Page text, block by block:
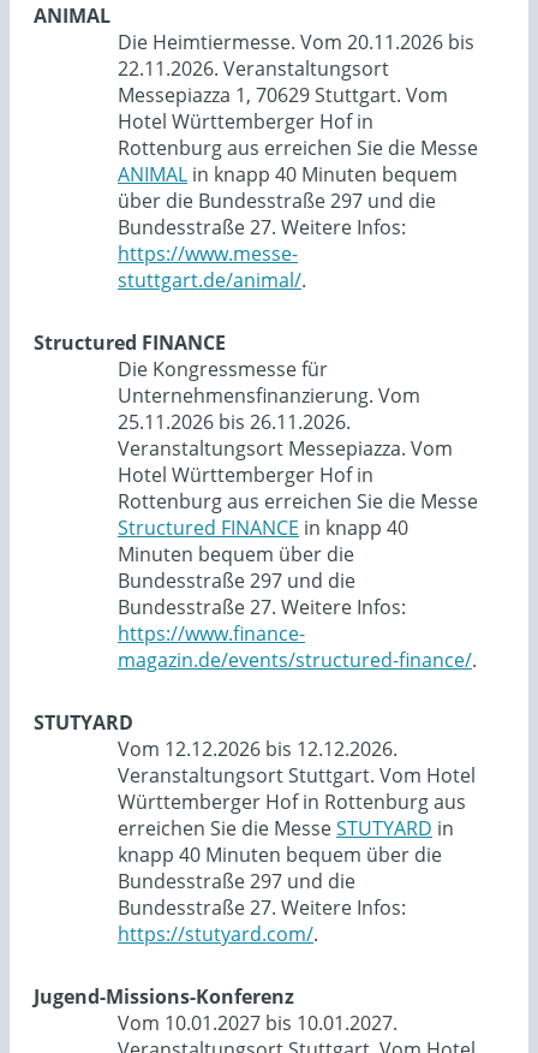
ANIMAL
Die Heimtiermesse. Vom 20.11.2026 bis
22.11.2026. Veranstaltungsort
Messepiazza 1, 70629 Stuttgart. Vom
Hotel Württemberger Hof in
Rottenburg aus erreichen Sie die Messe
ANIMAL in knapp 40 Minuten bequem
über die Bundesstraße 297 und die
Bundesstraße 27. Weitere Infos:
https://www.messe-
stuttgart.de/animal/.
Structured FINANCE
Die Kongressmesse für
Unternehmensfinanzierung. Vom
25.11.2026 bis 26.11.2026.
Veranstaltungsort Messepiazza. Vom
Hotel Württemberger Hof in
Rottenburg aus erreichen Sie die Messe
Structured FINANCE in knapp 40
Minuten bequem über die
Bundesstraße 297 und die
Bundesstraße 27. Weitere Infos:
https://www.finance-
magazin.de/events/structured-finance/.
STUTYARD
Vom 12.12.2026 bis 12.12.2026.
Veranstaltungsort Stuttgart. Vom Hotel
Württemberger Hof in Rottenburg aus
erreichen Sie die MesseSTUTYARD in
knapp 40 Minuten bequem über die
Bundesstraße 297 und die
Bundesstraße 27. Weitere Infos:
https://stutyard.com/.
Jugend-Missions-Konferenz
Vom 10.01.2027 bis 10.01.2027.